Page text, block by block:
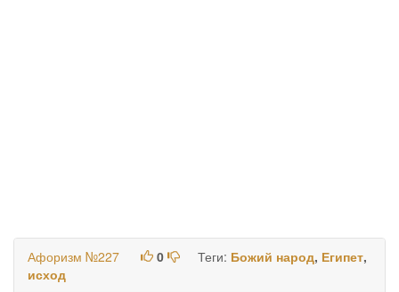
Афоризм №227 0 Теги: Божий народ, Египет,
исход